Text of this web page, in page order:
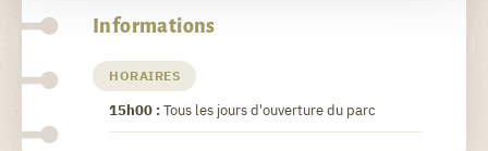
Informations
HORAIRES
15h00 :Tous les jours d'ouverture du parc